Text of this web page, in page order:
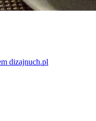
dizajnuch.pl